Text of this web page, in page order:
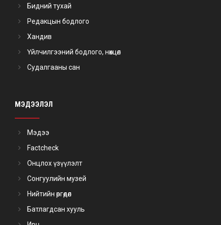
Бидний тухай
Редакцын бодлого
Хандив
Үйлчилгээний бодлого, нөхцөл
Судалгааны сан
МЭДЭЭЛЭЛ
Мэдээ
Factcheck
Онцлох үзүүлэлт
Сонгуулийн музей
Нийтийн өргөдөл
Батлагдсан хууль